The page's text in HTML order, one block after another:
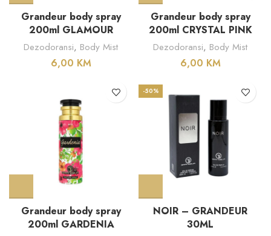
Grandeur body spray
200ml GLAMOUR
Dezodoransi, Body Mist
6,00 KM
Grandeur body spray
200ml CRYSTAL PINK
Dezodoransi, Body Mist
6,00 KM
Grandeur body spray
200ml GARDENIA
-50%
NOIR – GRANDEUR
30ML